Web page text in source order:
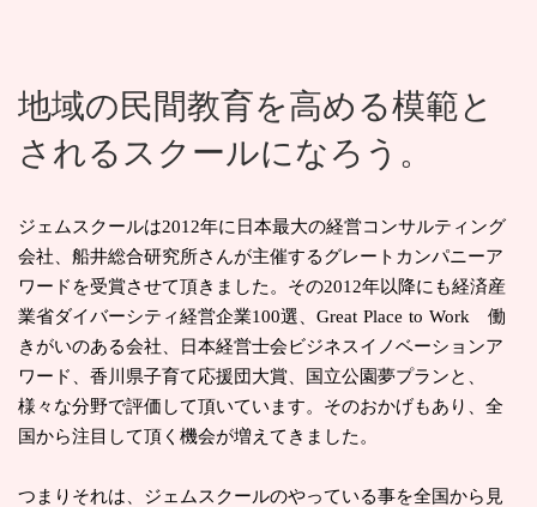
地域の民間教育を高める模範と
されるスクールになろう。
ジェムスクールは2012年に日本最大の経営コンサルティング
会社、船井総合研究所さんが主催するグレートカンパニーア
ワードを受賞させて頂きました。その2012年以降にも経済産
業省ダイバーシティ経営企業100選、Great Place to Work 働
きがいのある会社、日本経営士会ビジネスイノベーションア
ワード、香川県子育て応援団大賞、国立公園夢プランと、
様々な分野で評価して頂いています。そのおかげもあり、全
国から注目して頂く機会が増えてきました。
つまりそれは、ジェムスクールのやっている事を全国から見